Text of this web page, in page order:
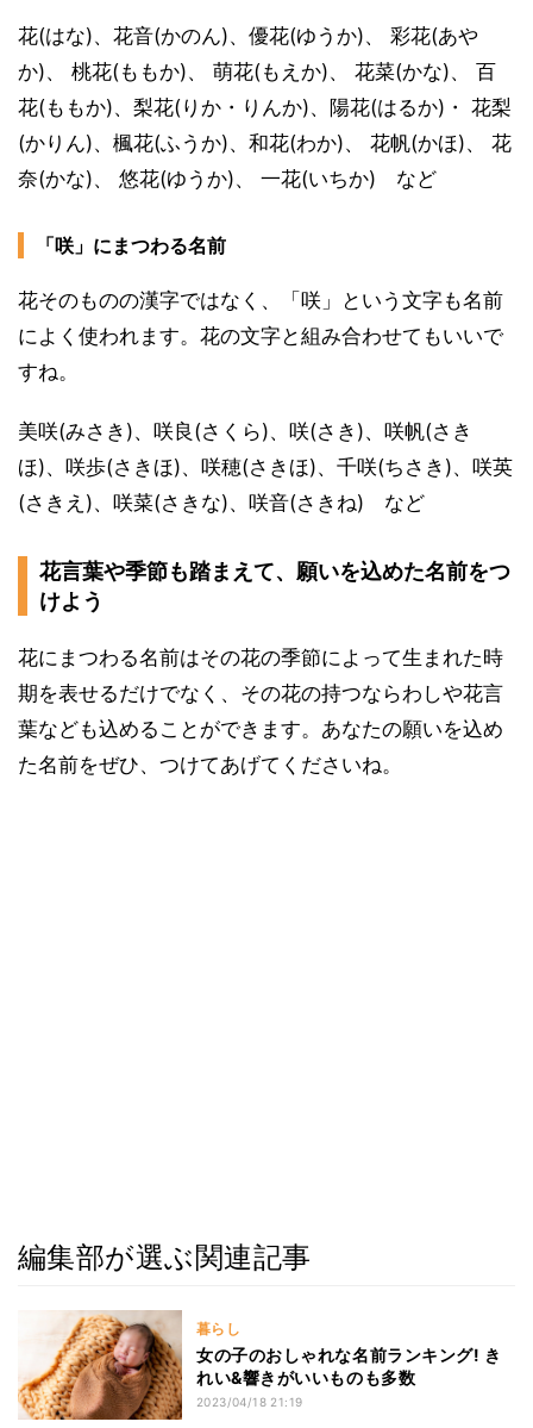
花(はな)、花音(かのん)、優花(ゆうか)、 彩花(あや
か)、 桃花(ももか)、 萌花(もえか)、 花菜(かな)、 百
花(ももか)、梨花(りか・りんか)、陽花(はるか)・ 花梨
(かりん)、楓花(ふうか)、和花(わか)、 花帆(かほ)、 花
奈(かな)、 悠花(ゆうか)、 一花(いちか) など
「咲」にまつわる名前
花そのものの漢字ではなく、「咲」という文字も名前
によく使われます。花の文字と組み合わせてもいいで
すね。
美咲(みさき)、咲良(さくら)、咲(さき)、咲帆(さき
ほ)、咲歩(さきほ)、咲穂(さきほ)、千咲(ちさき)、咲英
(さきえ)、咲菜(さきな)、咲音(さきね) など
花言葉や季節も踏まえて、願いを込めた名前をつ
けよう
花にまつわる名前はその花の季節によって生まれた時
期を表せるだけでなく、その花の持つならわしや花言
葉なども込めることができます。あなたの願いを込め
た名前をぜひ、つけてあげてくださいね。
編集部が選ぶ関連記事
暮らし
女の子のおしゃれな名前ランキング! き
れい&響きがいいものも多数
2023/04/18 21:19